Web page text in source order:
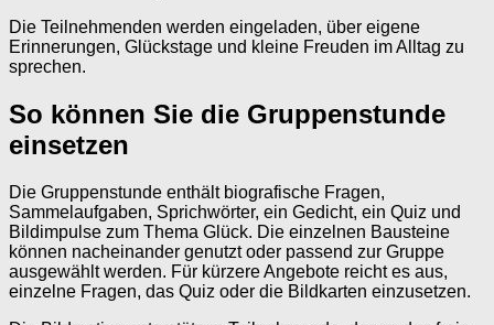
Die Teilnehmenden werden eingeladen, über eigene
Erinnerungen, Glückstage und kleine Freuden im Alltag zu
sprechen.
So können Sie die Gruppenstunde
einsetzen
Die Gruppenstunde enthält biografische Fragen,
Sammelaufgaben, Sprichwörter, ein Gedicht, ein Quiz und
Bildimpulse zum Thema Glück. Die einzelnen Bausteine
können nacheinander genutzt oder passend zur Gruppe
ausgewählt werden. Für kürzere Angebote reicht es aus,
einzelne Fragen, das Quiz oder die Bildkarten einzusetzen.